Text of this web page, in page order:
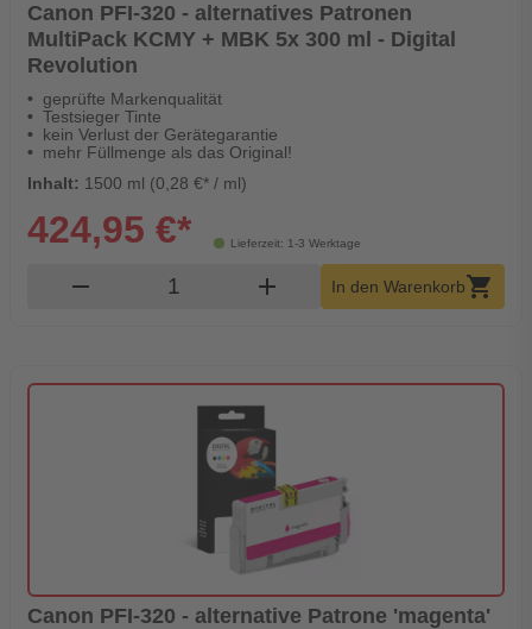
Canon PFI-320 - alternatives Patronen
MultiPack KCMY + MBK 5x 300 ml - Digital
Revolution
geprüfte Markenqualität
Testsieger Tinte
kein Verlust der Gerätegarantie
mehr Füllmenge als das Original!
Inhalt: 1500 ml (0,28 €* / ml)
Lieferzeit: 1-3 Werktage
424,95 €*
remove Produkt Warenkorb Menge
add In den Warenkorbshopping_cart
Canon PFI-320 - alternative Patrone 'magenta'